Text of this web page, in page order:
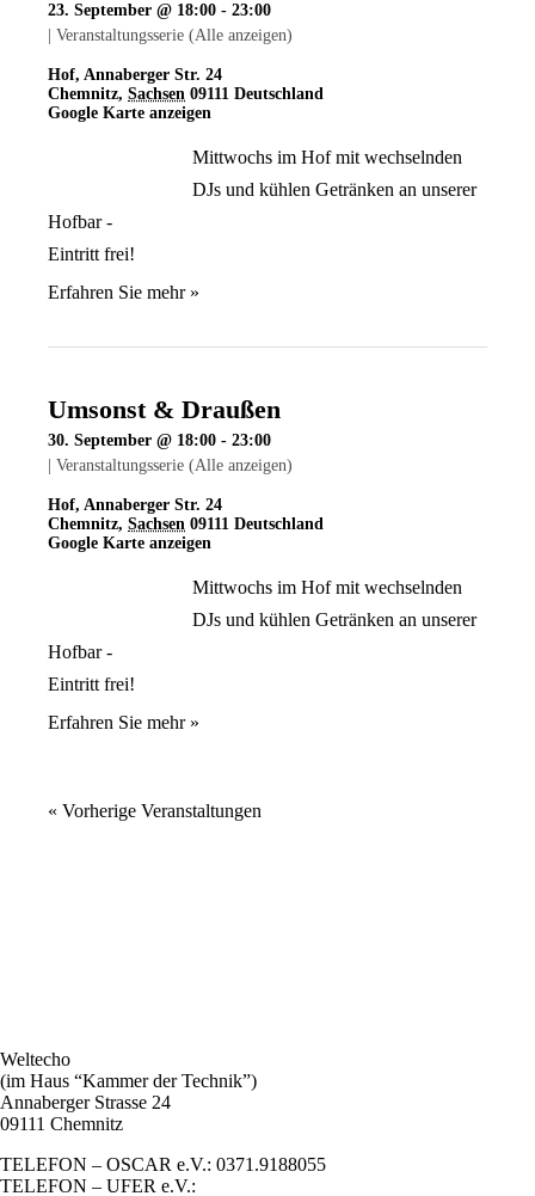
23. September @ 18:00 - 23:00
Veranstaltungsserie (Alle anzeigen)
Hof, Annaberger Str. 24
Chemnitz, Sachsen 09111 Deutschland
Google Karte anzeigen
Mittwochs im Hof mit wechselnden
DJs und kühlen Getränken an unserer
Hofbar -
Eintritt frei!
Erfahren Sie mehr »
Umsonst & Draußen
30. September @ 18:00 - 23:00
Veranstaltungsserie (Alle anzeigen)
Hof, Annaberger Str. 24
Chemnitz, Sachsen 09111 Deutschland
Google Karte anzeigen
Mittwochs im Hof mit wechselnden
DJs und kühlen Getränken an unserer
Hofbar -
Eintritt frei!
Erfahren Sie mehr »
« Vorherige Veranstaltungen
Weltecho
(im Haus “Kammer der Technik”)
Annaberger Strasse 24
09111 Chemnitz
TELEFON – OSCAR e.V.: 0371.9188055
TELEFON – UFER e.V.: